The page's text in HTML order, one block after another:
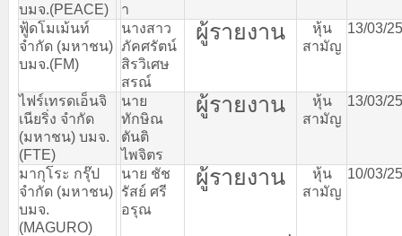
บมจ.(PEACE)
า
ฟู้ดโมเม้นท์
จำกัด (มหาชน)
บมจ.(FM)
นางสาว
ภัคศรัตน์
สิรวิเศษ
สรณ์
ผู้รายงาน
หุ้น
สามัญ
13/03/
ไฟร์เทรดเอ็นจิ
เนียริ่ง จำกัด
(มหาชน) บมจ.
(FTE)
นาย
ทักษิณ
ตันติ
ไพจิตร
ผู้รายงาน
หุ้น
สามัญ
13/03/
มากุโระ กรุ๊ป
จำกัด (มหาชน)
บมจ.
(MAGURO)
นาย ชัช
รัสย์ ศรี
อรุณ
ผู้รายงาน
หุ้น
สามัญ
10/03/